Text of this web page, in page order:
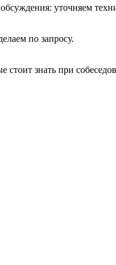
уточняем
по запросу.
знать при